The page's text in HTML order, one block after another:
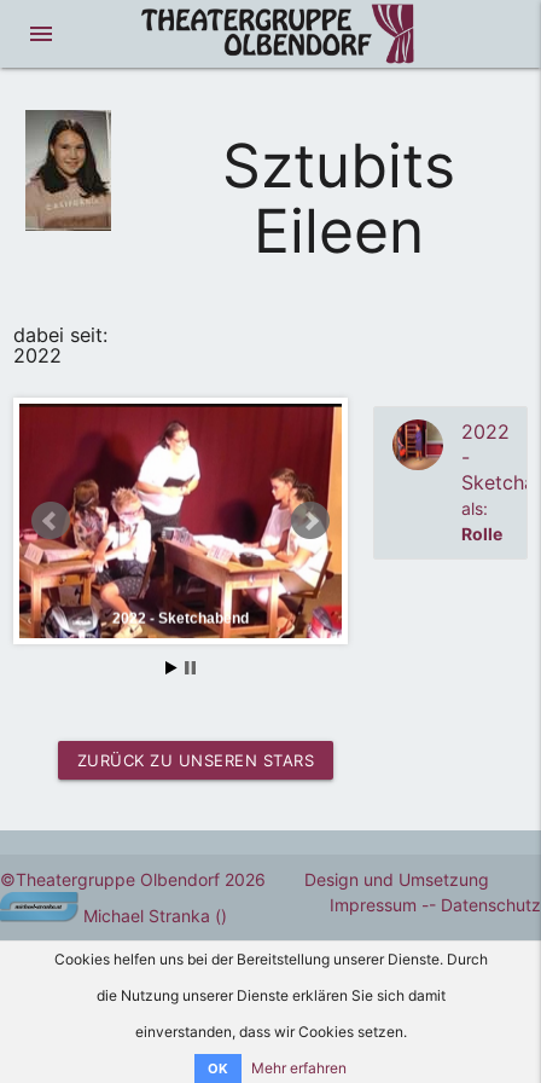
menue
Sztubits
Eileen
dabei seit:
2022
2022 - Sketchabend
2022 - Sketchabend
2022
-
als:
Rolle
ZURÜCK ZU UNSEREN STARS
©Theatergruppe Olbendorf 2026 Design und Umsetzung
Michael Stranka ()
- Datenschutz
Impressum -
Cookies helfen uns bei der Bereitstellung unserer Dienste. Durch
die Nutzung unserer Dienste erklären Sie sich damit
einverstanden, dass wir Cookies setzen.
OK Mehr erfahren